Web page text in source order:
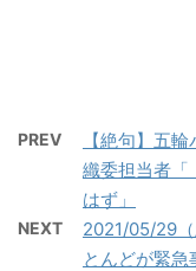
PREV
【絶句】五
織委担当者「
はず」
NEXT
2021/05/29
とんどが緊急